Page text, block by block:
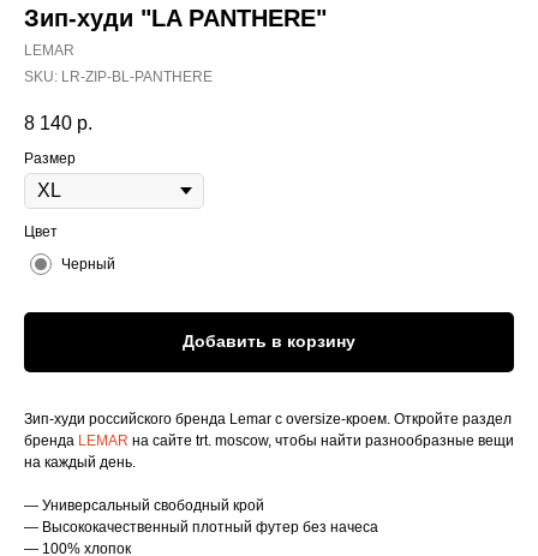
Зип-худи "LA PANTHERE"
LEMAR
SKU: LR-ZIP-BL-PANTHERE
8 140 р.
Размер
Цвет
Черный
Добавить в корзину
Зип-худи российского бренда Lemar с oversize-кроем. Откройте раздел
бренда LEMAR на сайте trt. moscow, чтобы найти разнообразные вещи
на каждый день.
— Универсальный свободный крой
— Высококачественный плотный футер без начеса
— 100% хлопок